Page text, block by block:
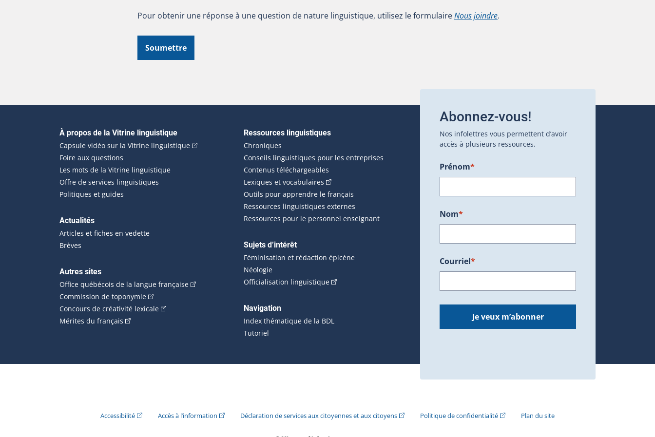
Pour obtenir une réponse à une question de nature linguistique, utilisez le formulaireNous joindre.
Soumettre
Navigation principale
À propos de la Vitrine linguistique
Capsule vidéo sur la Vitrine linguistique(Cet hyperlien externe s'ouvrira dans une nouvelle fenêtre.)
Foire aux questions
Les mots de la Vitrine linguistique
Offre de services linguistiques
Politiques et guides
Actualités
Articles et fiches en vedette
Brèves
Autres sites
Office québécois de la langue française(Cet hyperlien externe s'ouvrira dans une nouvelle fenêtre.)
Commission de toponymie(Cet hyperlien externe s'ouvrira dans une nouvelle fenêtre.)
Concours de créativité lexicale(Cet hyperlien externe s'ouvrira dans une nouvelle fenêtre.)
Mérites du français (Cet hyperlien externe s'ouvrira dans une nouvelle fenêtre.)
Ressources linguistiques
Chroniques
Conseils linguistiques pour les entreprises
Contenus téléchargeables
Lexiques et vocabulaires (Cet hyperlien externe s'ouvrira dans une nouvelle fenêtre.)
Outils pour apprendre le français
Ressources linguistiques externes
Ressources pour le personnel enseignant
Sujets d’intérêt
Féminisation et rédaction épicène
Néologie
Officialisation linguistique(Cet hyperlien externe s'ouvrira dans une nouvelle fenêtre.)
Navigation
Index thématique de la BDL
Tutoriel
Abonnez-vous!
Nos infolettres vous permettent d’avoir
accès à plusieurs ressources.
Prénom*
Nom*
Courriel*
Je veux m’abonner
Accessibilité(Cet hyperlien externe s'ouvrira dans une nouvelle fenêtre.)
Accès à l’information (Cet hyperlien externe s'ouvrira dans une nouvelle fenêtre.)
Déclaration de services aux citoyennes et aux citoyens(Cet hyperlien externe s'ouvrira dans une nouvelle fenêtre.)
Politique de confidentialité(Cet hyperlien externe s'ouvrira dans une nouvelle
Plan du site